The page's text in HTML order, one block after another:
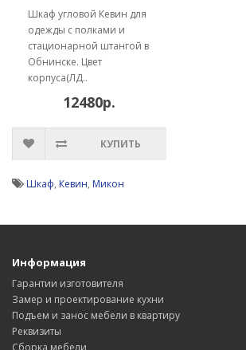
Шкаф угловой Кевин для
одежды с полками и
стационарной штангой в
Обнинске. Цвет
корпуса(ЛД..
12480р.
КУПИТЬ
Шкаф, Кевин, Микон
Информация
Гарантии изготовителя
Замер и проектирование кухни
Подъем и занос мебели в квартиру
Реквизиты
Сборка мебели